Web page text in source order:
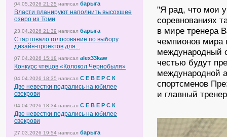
04.05.2026 21:25 написал барыга
Власти планируют наполнить высохшее
озеро из Томи
23.04.2026 21:39 написал барыга
Стартовало голосование по выбору
дизайн-проектов для...
07.04.2026 15:18 написал alex33kaw
Конкурс чтецов «Колокол Чернобыля»
04.04.2026 18:35 написал С Е В Е Р С К
Две невестки подрались на юбилее
свекрови
04.04.2026 18:34 написал С Е В Е Р С К
Две невестки подрались на юбилее
свекрови
27.03.2026 19:54 написал барыга
"Я рад, что мои
соревнованиях
в мире тренера
чемпионов мира
международный
честью будут
международной
спортсменов
и главный